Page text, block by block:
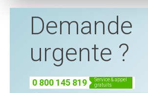
Demande
urgente ?
0 800 145 819
service & appel
gratuits